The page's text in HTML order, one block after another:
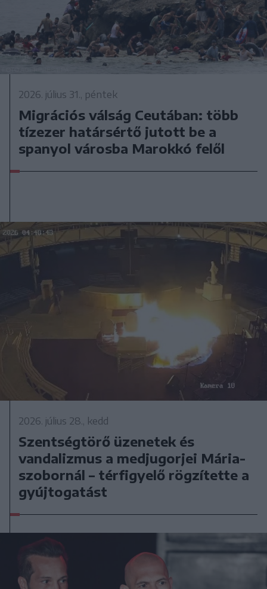
2026. július 31., péntek
Migrációs válság Ceutában: több
tízezer határsértő jutott be a
spanyol városba Marokkó felől
2026. július 28., kedd
Szentségtörő üzenetek és
vandalizmus a medjugorjei Mária-
szobornál – térfigyelő rögzítette a
gyújtogatást